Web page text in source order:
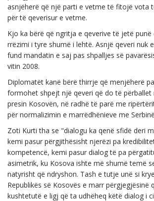
asnjëherë që një parti e vetme të fitojë vota
për të qeverisur e vetme.
Kjo ka bërë që ngritja e qeverive të jetë punë
rrëzimi i tyre shumë i lehtë. Asnjë qeveri nuk
fund mandatin e saj pas shpalljes së
vitin 2008.
Diplomatët kanë bërë thirrje që menjëherë
formohet shpejt një qeveri që do të përballet
presin Kosovën, në radhë të parë me
për normalizimin e marrëdhënieve me
Zoti Kurti tha se "dialogu ka qenë sfidë deri
kemi pasur përgjithësisht njerëzi pa
kompetencë, kemi pasur dialog të pa
asimetrik, ku Kosova ishte më shumë temë
natyrisht që ndryshon. Tash e tutje unë si
Republikës së Kosovës e marr përgjegjësinë
kushtetutë e ligj që ta udhëheq këtë dialog i